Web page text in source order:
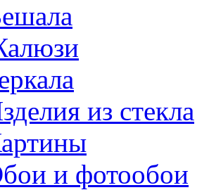
из стекла
и фотообои